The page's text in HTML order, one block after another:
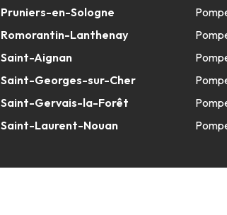
Pruniers-en-Sologne
Romorantin-Lanthenay
Saint-Aignan
Saint-Georges-sur-Cher
Saint-Gervais-la-Forêt
Saint-Laurent-Nouan